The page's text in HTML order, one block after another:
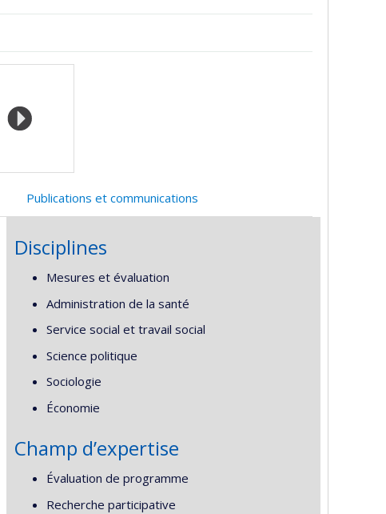
Publications et communications
Disciplines
Mesures et évaluation
Administration de la santé
Service social et travail social
Science politique
Sociologie
Économie
Champ d’expertise
Évaluation de programme
Recherche participative